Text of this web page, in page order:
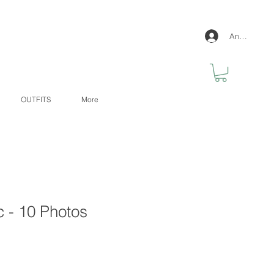
OUTFITS More
- 10 Photos